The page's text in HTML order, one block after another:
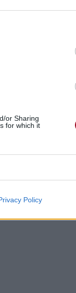
or Sharing
for which it
Policy